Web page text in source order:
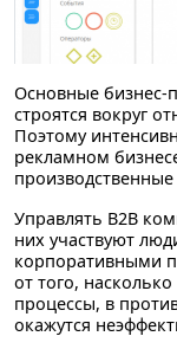
Основные бизнес-
строятся вокруг
Поэтому
рекламном
Управлять B2B
них участвуют
корпоративными
от того,
процессы, в
окажутся